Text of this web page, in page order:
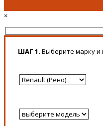
×
ШАГ 1. Выберите марку и